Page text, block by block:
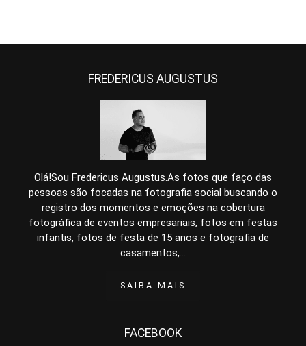
FREDERICUS AUGUSTUS
Olá!Sou Fredericus Augustus.As fotos que faço das
pessoas são focadas na fotografia social buscando o
registro dos momentos e emoções na cobertura
fotográfica de eventos empresariais, fotos em festas
infantis, fotos de festa de 15 anos e fotografia de
casamentos,...
SAIBA MAIS
FACEBOOK